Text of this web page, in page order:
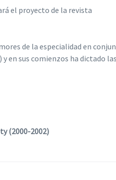
el proyecto de la revista
de la especialidad en
en sus comienzos ha dictado las
(2000-2002)